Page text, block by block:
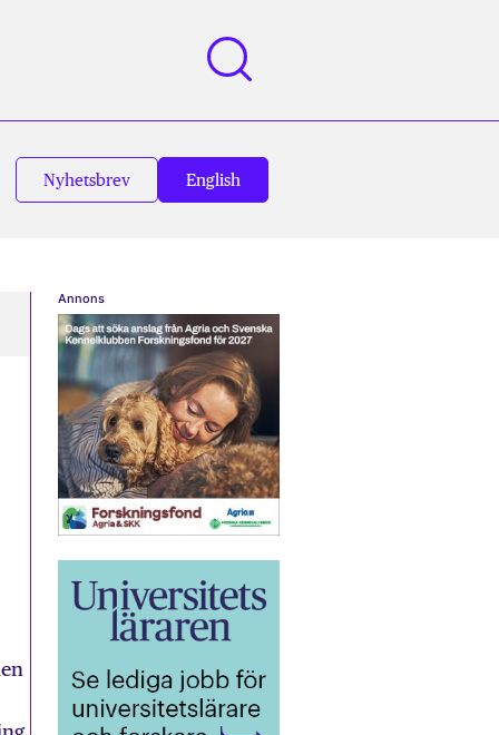
Nyhetsbrev English
Annons